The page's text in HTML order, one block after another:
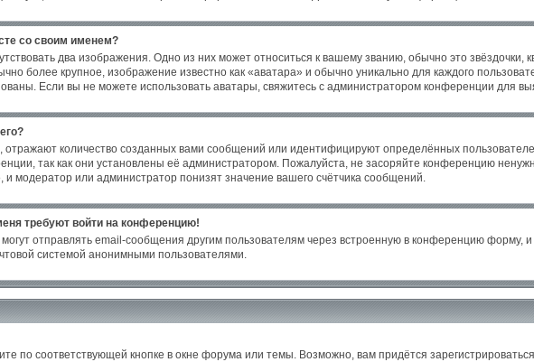
со своим именем?
два изображения. Одно из них может относиться к вашему званию, обычно это
более крупное, изображение известно как «аватара» и обычно уникально для каждого
Если вы не можете использовать аватары, свяжитесь с администратором конференции для
количество созданных вами сообщений или идентифицируют определённых
так как они установлены её администратором. Пожалуйста, не засоряйте конференцию
модератор или администратор понизят значение вашего счётчика сообщений.
требуют войти на конференцию!
отправлять email-сообщения другим пользователям через встроенную в конференцию форму,
системой анонимными пользователями.
по соответствующей кнопке в окне форума или темы. Возможно, вам придётся